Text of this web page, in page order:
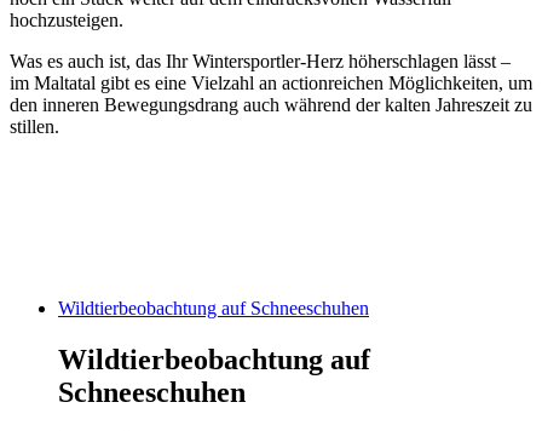
hochzusteigen.
Was es auch ist, das Ihr Wintersportler-Herz höherschlagen lässt –
im Maltatal gibt es eine Vielzahl an actionreichen Möglichkeiten, um
den inneren Bewegungsdrang auch während der kalten Jahreszeit zu
stillen.
Wildtierbeobachtung auf Schneeschuhen
Wildtierbeobachtung auf
Schneeschuhen